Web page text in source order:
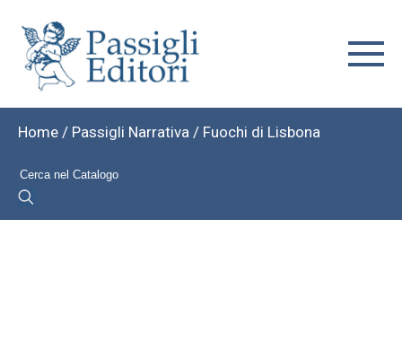
Home / Passigli Narrativa / Fuochi di Lisbona